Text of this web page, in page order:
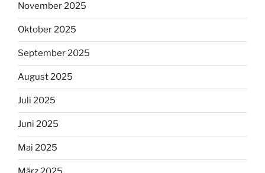
November 2025
Oktober 2025
September 2025
August 2025
Juli 2025
Juni 2025
Mai 2025